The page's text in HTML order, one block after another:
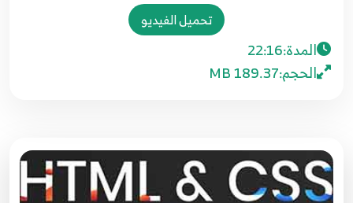
تحميل الفيديو
المدة:22:16
الحجم:189.37 MB